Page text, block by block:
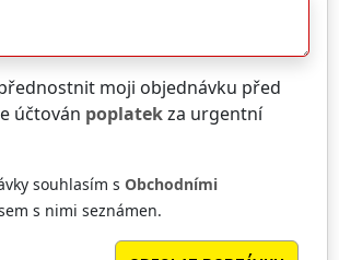
moji objednávku před
účtován poplatekza urgentní
souhlasím s Obchodními
s nimi seznámen.